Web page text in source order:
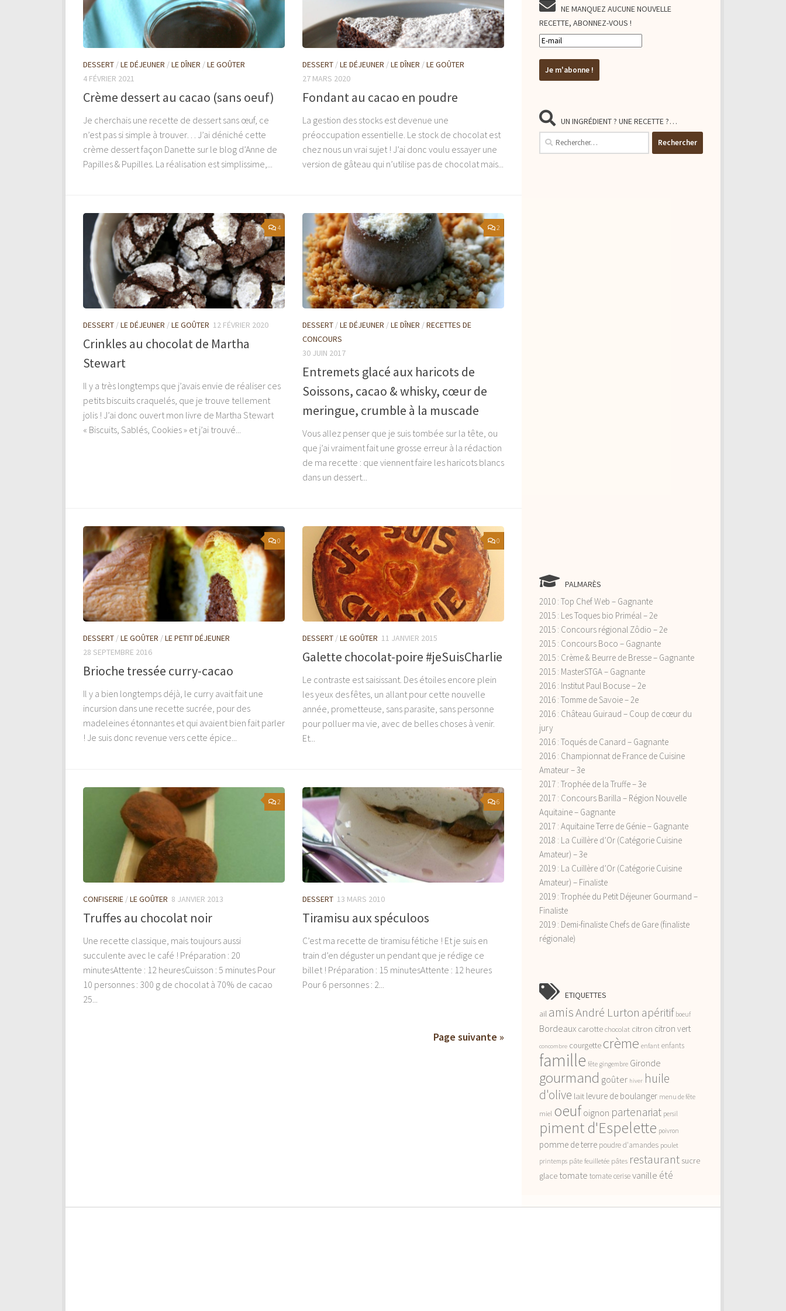
DESSERT /LE DÉJEUNER /LE DÎNER /LE GOÛTER
4 FÉVRIER 2021
Crème dessert au cacao (sans oeuf)
Je cherchais une recette de dessert sans œuf, ce
n’est pas si simple à trouver… J’ai déniché cette
crème dessert façon Danette sur le blog d’Anne de
Papilles & Pupilles. La réalisation est simplissime,...
DESSERT /LE DÉJEUNER /LE DÎNER /LE GOÛTER
27 MARS 2020
Fondant au cacao en poudre
La gestion des stocks est devenue une
préoccupation essentielle. Le stock de chocolat est
chez nous un vrai sujet ! J’ai donc voulu essayer une
version de gâteau qui n’utilise pas de chocolat mais...
4
DESSERT /LE DÉJEUNER /LE GOÛTER 12 FÉVRIER 2020
Crinkles au chocolat de Martha
Stewart
Il y a très longtemps que j’avais envie de réaliser ces
petits biscuits craquelés, que je trouve tellement
jolis ! J’ai donc ouvert mon livre de Martha Stewart
« Biscuits, Sablés, Cookies » et j’ai trouvé...
2
DESSERT /LE DÉJEUNER /LE DÎNER /RECETTES DE
CONCOURS
30 JUIN 2017
Entremets glacé aux haricots de
Soissons, cacao & whisky, cœur de
meringue, crumble à la muscade
Vous allez penser que je suis tombée sur la tête, ou
que j’ai vraiment fait une grosse erreur à la rédaction
de ma recette : que viennent faire les haricots blancs
dans un dessert...
0
DESSERT /LE GOÛTER /LE PETIT DÉJEUNER
28 SEPTEMBRE 2016
Brioche tressée curry-cacao
Il y a bien longtemps déjà, le curry avait fait une
incursion dans une recette sucrée, pour des
madeleines étonnantes et qui avaient bien fait parler
! Je suis donc revenue vers cette épice...
0
DESSERT /LE GOÛTER 11 JANVIER 2015
Galette chocolat-poire #jeSuisCharlie
Le contraste est saisissant. Des étoiles encore plein
les yeux des fêtes, un allant pour cette nouvelle
année, prometteuse, sans parasite, sans personne
pour polluer ma vie, avec de belles choses à venir.
Et...
2
CONFISERIE /LE GOÛTER 8 JANVIER 2013
Truffes au chocolat noir
Une recette classique, mais toujours aussi
succulente avec le café ! Préparation : 20
minutesAttente : 12 heuresCuisson : 5 minutes Pour
10 personnes : 300 g de chocolat à 70% de cacao
25...
6
DESSERT 13 MARS 2010
Tiramisu aux spéculoos
C’est ma recette de tiramisu fétiche ! Et je suis en
train d’en déguster un pendant que je rédige ce
billet ! Préparation : 15 minutesAttente : 12 heures
Pour 6 personnes : 2...
Page suivante »
NE MANQUEZ AUCUNE NOUVELLE
RECETTE, ABONNEZ-VOUS !
UN INGRÉDIENT ? UNE RECETTE ?…
Rechercher :
PALMARÈS
2010 : Top Chef Web – Gagnante
2015 : Les Toques bio Priméal – 2e
2015 : Concours régional Zôdio – 2e
2015 : Concours Boco – Gagnante
2015 : Crème & Beurre de Bresse – Gagnante
2015 : MasterSTGA – Gagnante
2016 : Institut Paul Bocuse – 2e
2016 : Tomme de Savoie – 2e
2016 : Château Guiraud – Coup de cœur du
jury
2016 : Toqués de Canard – Gagnante
2016 : Championnat de France de Cuisine
Amateur – 3e
2017 : Trophée de la Truffe – 3e
2017 : Concours Barilla – Région Nouvelle
Aquitaine – Gagnante
2017 : Aquitaine Terre de Génie – Gagnante
2018 : La Cuillère d’Or (Catégorie Cuisine
Amateur) – 3e
2019 : La Cuillère d’Or (Catégorie Cuisine
Amateur) – Finaliste
2019 : Trophée du Petit Déjeuner Gourmand –
Finaliste
2019 : Demi-finaliste Chefs de Gare (finaliste
régionale)
ETIQUETTES
ail amisAndré Lurton apéritif boeuf
Bordeaux carottechocolat citron citron vert
concombre courgette crème enfant enfants
famille fête gingembre Gironde
gourmand goûter hiver huile
d'olive lait levure de boulanger menu de fête
miel oeuf oignon partenariat persil
piment d'Espelette poivron
pomme de terre poudre d'amandes poulet
printemps pâte feuilletée pâtes restaurant sucre
glace tomate tomate cerisevanille été